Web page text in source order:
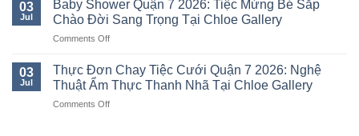
Tính
Đầy
Dome
Mapping
Trang
Tại
Quận
Cưới
Quận
7
Tiệc
Sáng
03
Jul
Baby Shower Quận 7 2026: Tiệc Mừng Bé Sắp
Chào Đời Sang Trọng Tại Chloe Gallery
Comments Offon
Shower
Quận
2026:
03
Jul
Thực Đơn Chay Tiệc Cưới Quận 7 2026: Nghệ
Thuật Ẩm Thực Thanh Nhã Tại Chloe Gallery
Comments Offon